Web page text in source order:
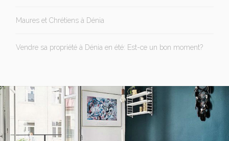
Maures et Chrétiens à Dénia
Vendre sa propriété à Dénia en été: Est-ce un bon moment?